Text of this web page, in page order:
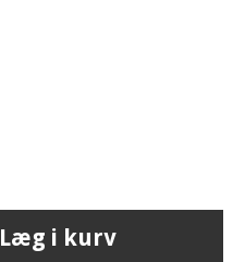
Læg i kurv